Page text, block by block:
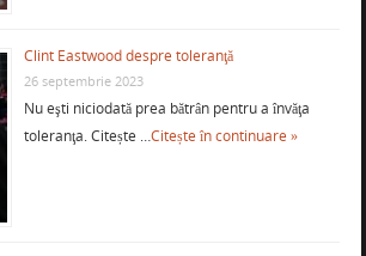
Clint Eastwood despre toleranţă
26 septembrie 2023
Nu eşti niciodată prea bătrân pentru a învăţa
toleranţa. Citește …Citește în continuare »